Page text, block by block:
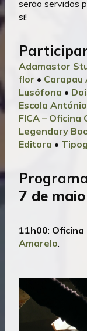
serão servidos
si!
Adamastor
flor • Carapau
Lusófona •
Escola
FICA – Oficina
Legendary
Editora •
Programa
7 de
11h00:
Amarelo